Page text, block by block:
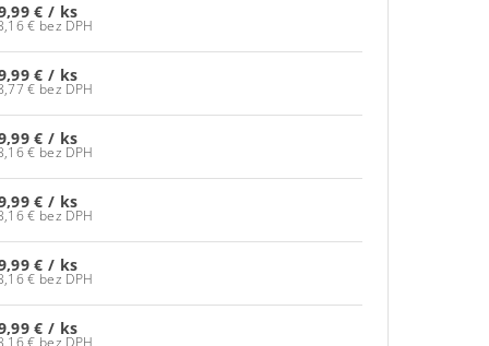
€ / ks
73,16 € bez DPH
€ / ks
48,77 € bez DPH
€ / ks
73,16 € bez DPH
€ / ks
73,16 € bez DPH
€ / ks
73,16 € bez DPH
€ / ks